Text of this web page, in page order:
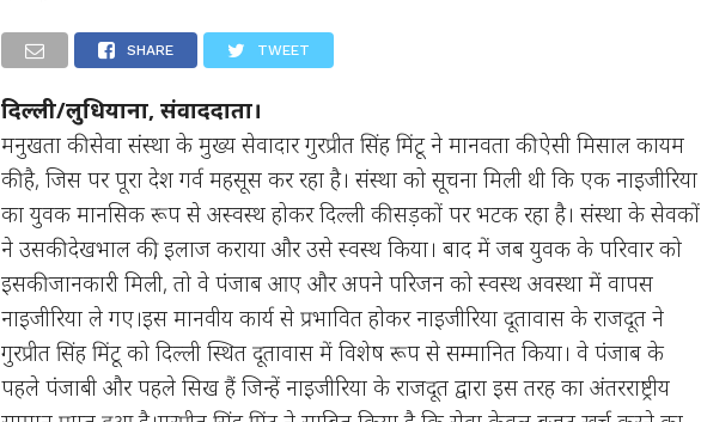
SHARE TWEET
दिल्ली/लुधियाना, संवाददाता।
मनुखता की सेवा संस्था के मुख्य सेवादार गुरप्रीत सिंह मिंटू ने मानवता की ऐसी मिसाल कायम
की है, जिस पर पूरा देश गर्व महसूस कर रहा है। संस्था को सूचना मिली थी कि एक नाइजीरिया
का युवक मानसिक रूप से अस्वस्थ होकर दिल्ली की सड़कों पर भटक रहा है। संस्था के सेवकों
ने उसकी देखभाल की, इलाज कराया और उसे स्वस्थ किया। बाद में जब युवक के परिवार को
इसकी जानकारी मिली, तो वे पंजाब आए और अपने परिजन को स्वस्थ अवस्था में वापस
नाइजीरिया ले गए।इस मानवीय कार्य से प्रभावित होकर नाइजीरिया दूतावास के राजदूत ने
गुरप्रीत सिंह मिंटू को दिल्ली स्थित दूतावास में विशेष रूप से सम्मानित किया। वे पंजाब के
पहले पंजाबी और पहले सिख हैं जिन्हें नाइजीरिया के राजदूत द्वारा इस तरह का अंतरराष्ट्रीय